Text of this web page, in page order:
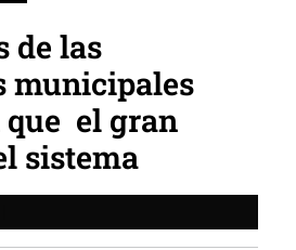
de las
municipales
el gran
sistema